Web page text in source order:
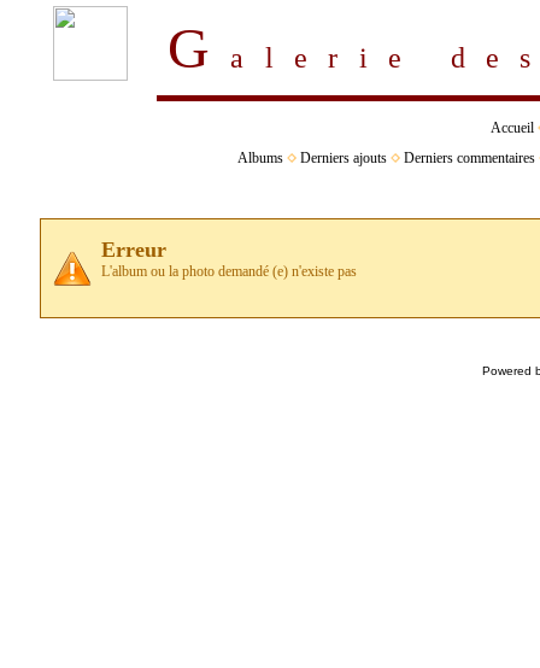
Galerie
Accueil
Albums
Derniers ajouts Derniers commentaires
Erreur
L'album ou la photo demandé (e) n'existe pas
Powered